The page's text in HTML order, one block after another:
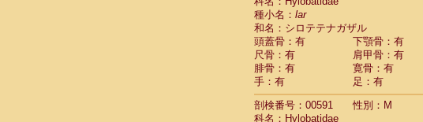
Cercopithecidae
Cercopithecidae
Cercopithecidae
Cercopithecidae
Cercopithecidae
Cercopithecidae
Cercopithecidae
Cercopithecidae
種小名： lar
和名：シロテテナガザル
頭蓋骨：有
下顎骨：有
尺骨：有
肩甲骨：有
腓骨：有
寛骨：有
手：有
足：有
剖検番号：00591
性別：M
科名：Hylobatidae